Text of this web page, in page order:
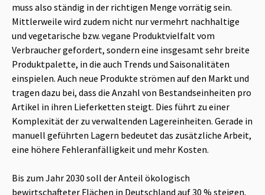
muss also ständig in der richtigen Menge vorrätig sein.
Mittlerweile wird zudem nicht nur vermehrt nachhaltige
und vegetarische bzw. vegane Produktvielfalt vom
Verbraucher gefordert, sondern eine insgesamt sehr breite
Produktpalette, in die auch Trends und Saisonalitäten
einspielen. Auch neue Produkte strömen auf den Markt und
tragen dazu bei, dass die Anzahl von Bestandseinheiten pro
Artikel in ihren Lieferketten steigt. Dies führt zu einer
Komplexität der zu verwaltenden Lagereinheiten. Gerade in
manuell geführten Lagern bedeutet das zusätzliche Arbeit,
eine höhere Fehleranfälligkeit und mehr Kosten.
Bis zum Jahr 2030 soll der Anteil ökologisch
bewirtschafteter Flächen in Deutschland auf 30 % steigen.